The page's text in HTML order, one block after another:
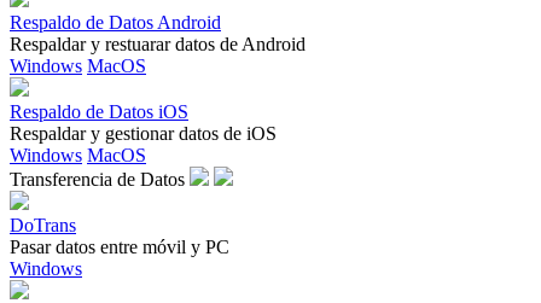
Respaldo de Datos Android
Respaldar y restuarar datos de Android
Windows MacOS
Respaldo de Datos iOS
Respaldar y gestionar datos de iOS
Windows MacOS
Transferencia de Datos
DoTrans
Pasar datos entre móvil y PC
Windows